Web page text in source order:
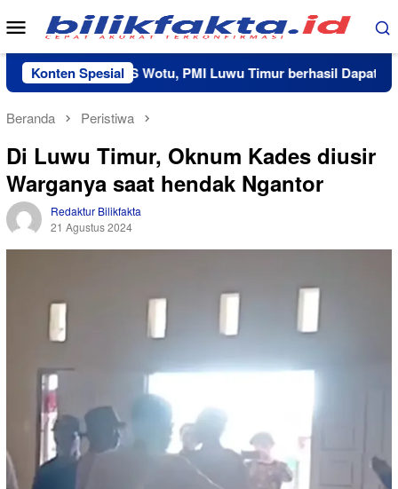
Loncat
ke
konten
Menu
Mobile
Konten Spesial
Kerja Sama RS Wotu, PMI Luwu Timur berhasil Dapatkan 20
Beranda Peristiwa
Di Luwu Timur, Oknum Kades diusir
Warganya saat hendak Ngantor
Redaktur Bilikfakta
21 Agustus 2024